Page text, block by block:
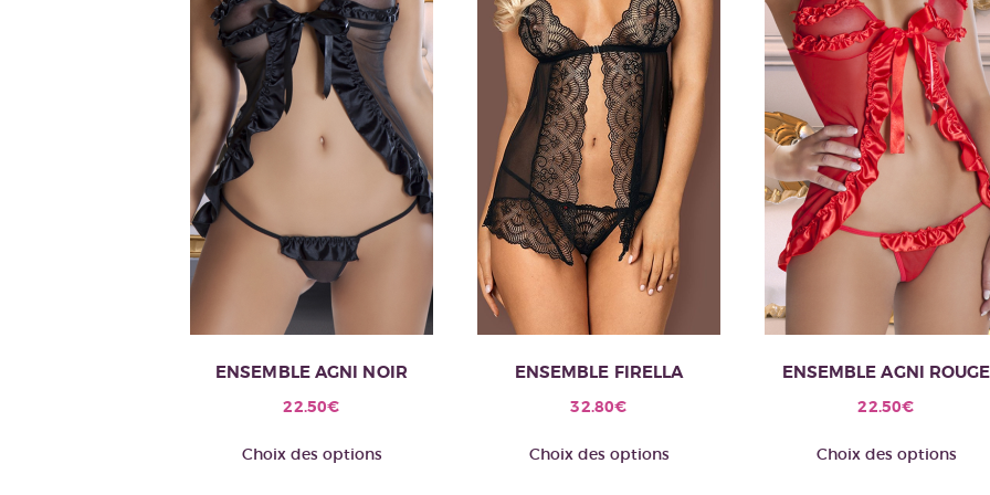
ENSEMBLE AGNI NOIR
22.50€
Choix des options
ENSEMBLE FIRELLA
32.80€
Choix des options
ENSEMBLE AGNI ROUGE
22.50€
Choix des options